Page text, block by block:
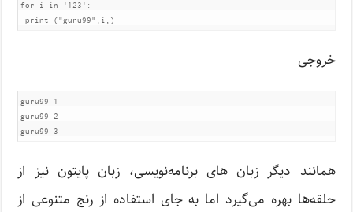
for i in '123':
print ("guru99",i,)
خروجی
guru99 1
guru99 2
همانند دیگر زبان های برنامه‌نویسی، زبان پایتون نیز از
حلقه‌ها بهره می‌گیرد اما به جای استفاده از رنج متنوعی از